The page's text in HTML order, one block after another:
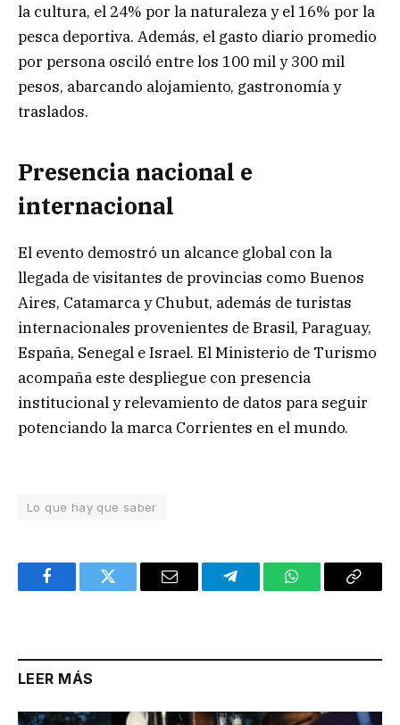
la cultura, el 24% por la naturaleza y el 16% por la
pesca deportiva. Además, el gasto diario promedio
por persona osciló entre los 100 mil y 300 mil
pesos, abarcando alojamiento, gastronomía y
traslados.
Presencia nacional e
internacional
El evento demostró un alcance global con la
llegada de visitantes de provincias como Buenos
Aires, Catamarca y Chubut, además de turistas
internacionales provenientes de Brasil, Paraguay,
España, Senegal e Israel. El Ministerio de Turismo
acompaña este despliegue con presencia
institucional y relevamiento de datos para seguir
potenciando la marca Corrientes en el mundo.
Lo que hay que saber
FacebookTwitter Email TelegramWhatsAppCopy
LEER MÁS